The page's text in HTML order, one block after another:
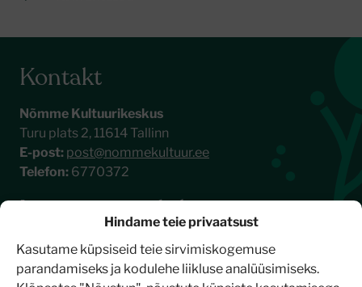
Hindame teie privaatsust
Kasutame küpsiseid teie sirvimiskogemuse
parandamiseks ja kodulehe liikluse analüüsimiseks.
Kontakt
Nõmme Kultuurikeskus
Turu plats 2, 11614 Tallinn
E-post: post@nommekultuur.ee
Telefon: 6770372
Liitu meie uudiskirjaga